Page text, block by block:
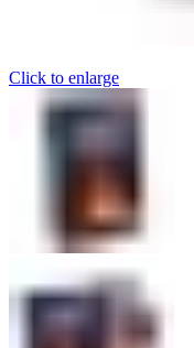
Click to enlarge